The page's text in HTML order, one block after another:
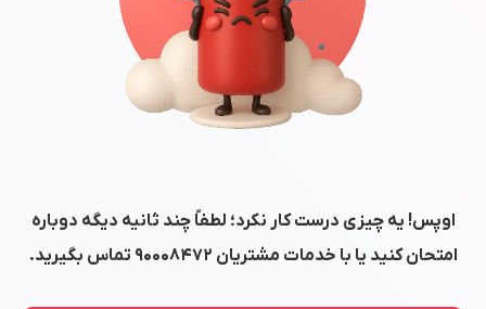
اوپس! یه چیزی درست کار نکرد؛ لطفاً چند ثانیه دیگه دوباره
امتحان کنید یا با خدمات مشتریان ۹۰۰۰۸۴۷۲ تماس بگیرید.